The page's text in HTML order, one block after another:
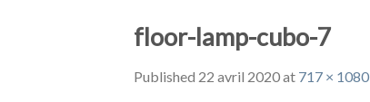
floor-lamp-cubo-7
Published 22 avril 2020at 717 × 1080